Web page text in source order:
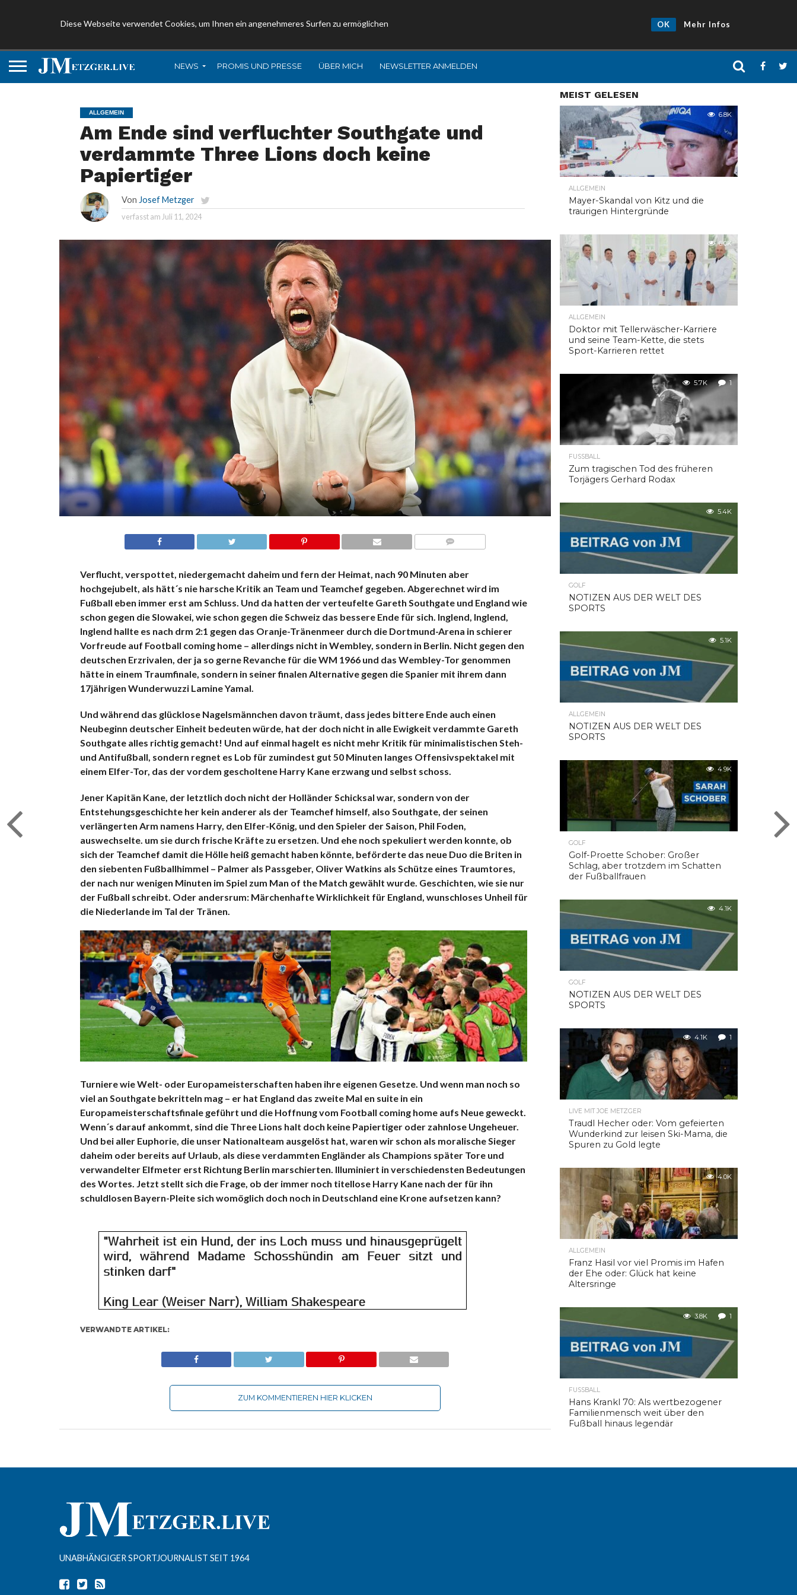
Diese Webseite verwendet Cookies, um Ihnen ein angenehmeres Surfen zu ermöglichen OK Mehr Infos
NEWS PROMIS UND PRESSE ÜBER MICH NEWSLETTER ANMELDEN
ALLGEMEIN
Am Ende sind verfluchter Southgate und
verdammte Three Lions doch keine
Papiertiger
Von Josef Metzger
verfasst am Juli 11, 2024
Verflucht, verspottet, niedergemacht daheim und fern der Heimat, nach 90 Minuten aber
hochgejubelt, als hätt´s nie harsche Kritik an Team und Teamchef gegeben. Abgerechnet wird im
Fußball eben immer erst am Schluss. Und da hatten der verteufelte Gareth Southgate und England wie
schon gegen die Slowakei, wie schon gegen die Schweiz das bessere Ende für sich. Inglend, Inglend,
Inglend hallte es nach drm 2:1 gegen das Oranje-Tränenmeer durch die Dortmund-Arena in schierer
Vorfreude auf Football coming home – allerdings nicht in Wembley, sondern in Berlin. Nicht gegen den
deutschen Erzrivalen, der ja so gerne Revanche für die WM 1966 und das Wembley-Tor genommen
hätte in einem Traumfinale, sondern in seiner finalen Alternative gegen die Spanier mit ihrem dann
17jährigen Wunderwuzzi Lamine Yamal.
Und während das glücklose Nagelsmännchen davon träumt, dass jedes bittere Ende auch einen
Neubeginn deutscher Einheit bedeuten würde, hat der doch nicht in alle Ewigkeit verdammte Gareth
Southgate alles richtig gemacht! Und auf einmal hagelt es nicht mehr Kritik für minimalistischen Steh-
und Antifußball, sondern regnet es Lob für zumindest gut 50 Minuten langes Offensivspektakel mit
einem Elfer-Tor, das der vordem gescholtene Harry Kane erzwang und selbst schoss.
Jener Kapitän Kane, der letztlich doch nicht der Holländer Schicksal war, sondern von der
Entstehungsgeschichte her kein anderer als der Teamchef himself, also Southgate, der seinen
verlängerten Arm namens Harry, den Elfer-König, und den Spieler der Saison, Phil Foden,
auswechselte. um sie durch frische Kräfte zu ersetzen. Und ehe noch spekuliert werden konnte, ob
sich der Teamchef damit die Hölle heiß gemacht haben könnte, beförderte das neue Duo die Briten in
den siebenten Fußballhimmel – Palmer als Passgeber, Oliver Watkins als Schütze eines Traumtores,
der nach nur wenigen Minuten im Spiel zum Man of the Match gewählt wurde. Geschichten, wie sie nur
der Fußball schreibt. Oder andersrum: Märchenhafte Wirklichkeit für England, wunschloses Unheil für
die Niederlande im Tal der Tränen.
Turniere wie Welt- oder Europameisterschaften haben ihre eigenen Gesetze. Und wenn man noch so
viel an Southgate bekritteln mag – er hat England das zweite Mal en suite in ein
Europameisterschaftsfinale geführt und die Hoffnung vom Football coming home aufs Neue geweckt.
Wenn´s darauf ankommt, sind die Three Lions halt doch keine Papiertiger oder zahnlose Ungeheuer.
Und bei aller Euphorie, die unser Nationalteam ausgelöst hat, waren wir schon als moralische Sieger
daheim oder bereits auf Urlaub, als diese verdammten Engländer als Champions später Tore und
verwandelter Elfmeter erst Richtung Berlin marschierten. Illuminiert in verschiedensten Bedeutungen
des Wortes. Jetzt stellt sich die Frage, ob der immer noch titellose Harry Kane nach der für ihn
schuldlosen Bayern-Pleite sich womöglich doch noch in Deutschland eine Krone aufsetzen kann?
VERWANDTE ARTIKEL:
ZUM KOMMENTIEREN HIER KLICKEN
MEIST GELESEN
6.8K
ALLGEMEIN
Mayer-Skandal von Kitz und die
traurigen Hintergründe
6.0K
ALLGEMEIN
Doktor mit Tellerwäscher-Karriere
und seine Team-Kette, die stets
Sport-Karrieren rettet
5.7K 1
FUSSBALL
Zum tragischen Tod des früheren
Torjägers Gerhard Rodax
5.4K
GOLF
NOTIZEN AUS DER WELT DES
SPORTS
5.1K
ALLGEMEIN
NOTIZEN AUS DER WELT DES
SPORTS
4.9K
GOLF
Golf-Proette Schober: Großer
Schlag, aber trotzdem im Schatten
der Fußballfrauen
4.1K
GOLF
NOTIZEN AUS DER WELT DES
SPORTS
4.1K 1
LIVE MIT JOE METZGER
Traudl Hecher oder: Vom gefeierten
Wunderkind zur leisen Ski-Mama, die
Spuren zu Gold legte
4.0K
ALLGEMEIN
Franz Hasil vor viel Promis im Hafen
der Ehe oder: Glück hat keine
Altersringe
3.8K 1
FUSSBALL
Hans Krankl 70: Als wertbezogener
Familienmensch weit über den
Fußball hinaus legendär
UNABHÄNGIGER SPORTJOURNALIST SEIT 1964